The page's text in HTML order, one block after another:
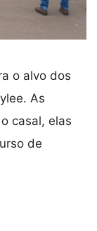
o alvo dos
As
casal, elas
de